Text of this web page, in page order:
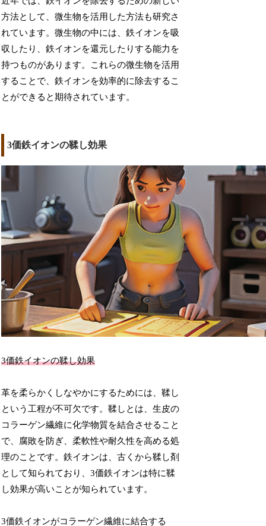
方法として、微生物を活用した方法も研究さ
れています。微生物の中には、鉄イオンを吸
収したり、鉄イオンを還元したりする能力を
持つものがあります。これらの微生物を活用
することで、鉄イオンを効率的に除去するこ
とができると期待されています。
3価鉄イオンの鞣し効果
3価鉄イオンの鞣し効果
革を柔らかくしなやかにするためには、鞣し
という工程が不可欠です。鞣しとは、生皮の
コラーゲン繊維に化学物質を結合させること
で、腐敗を防ぎ、柔軟性や耐久性を高める処
理のことです。鉄イオンは、古くから鞣し剤
として知られており、3価鉄イオンは特に鞣
し効果が高いことが知られています。
3価鉄イオンがコラーゲン繊維に結合する